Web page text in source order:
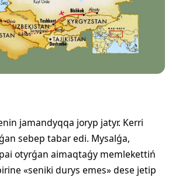
jamandyqqa joryp jatyr. Kerri
sebep tabar edi. Mysalǵa,
otyrǵan aimaqtaǵy memlekettiń
«seniki durys emes» dese jetip